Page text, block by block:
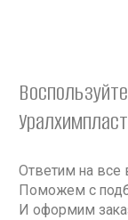
Ответим на
Поможем с
И оформим